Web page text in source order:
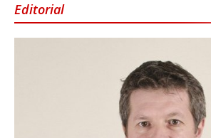
Editorial